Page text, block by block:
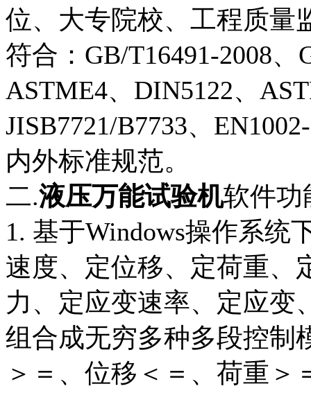
位、大专院校、工程质量
符合：GB/T16491-2008、
ASTME4、DIN5122、
JISB7721/B7733、
内外标准规范。
二.液压万能试验机软件功
1. 基于Windows操作系统
速度、定位移、定荷重、
力、定应变速率、定应变
组合成无穷多种多段控制
＞＝、位移＜＝、荷重